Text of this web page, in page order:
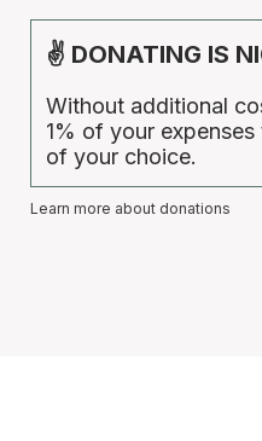
✌ DONATING IS
Without additional
1% of your
of your choice.
Learn more about donations